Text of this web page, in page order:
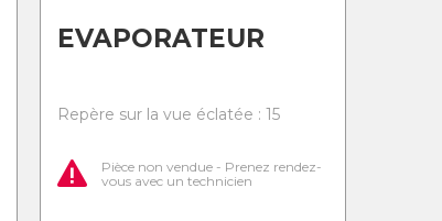
EVAPORATEUR
Repère sur la vue éclatée : 15
Pièce non vendue - Prenez rendez-
vous avec un technicien